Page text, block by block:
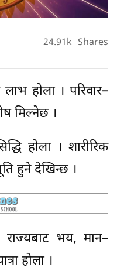
24.91k Shares
होला । परिवार–
मिल्नेछ ।
होला । शारीरिक
हुने देखिन्छ ।
राज्यबाट भय, मान–
होला ।